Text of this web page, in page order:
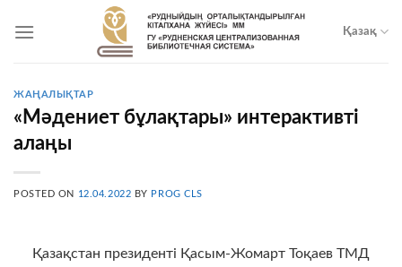
Қазақ
ЖАҢАЛЫҚТАР
«Мәдениет бұлақтары» интерактивті
алаңы
POSTED ON 12.04.2022 BY PROG CLS
Қазақстан президенті Қасым-Жомарт Тоқаев ТМД